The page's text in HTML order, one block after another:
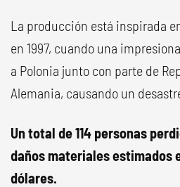
La producción está inspirada
en 1997, cuando una
a Polonia junto con parte de
Alemania, causando un
Un total de 114 personas
daños materiales estimados
dólares.